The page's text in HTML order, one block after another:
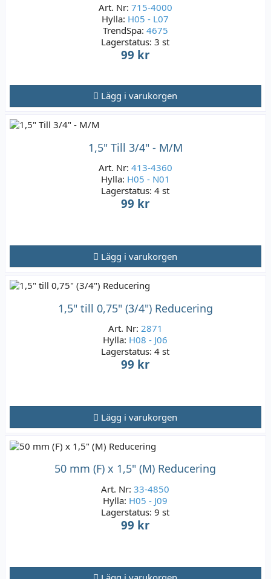
Art. Nr: 715-4000
Hylla: H05 - L07
TrendSpa: 4675
Lagerstatus:3 st
99 kr
Lägg i varukorgen
1,5" Till 3/4" - M/M
Art. Nr: 413-4360
Hylla: H05 - N01
Lagerstatus:4 st
99 kr
Lägg i varukorgen
1,5" till 0,75" (3/4") Reducering
Art. Nr: 2871
Hylla: H08 - J06
Lagerstatus:4 st
99 kr
Lägg i varukorgen
50 mm (F) x 1,5" (M) Reducering
Art. Nr:33-4850
Hylla: H05 - J09
Lagerstatus:9 st
99 kr